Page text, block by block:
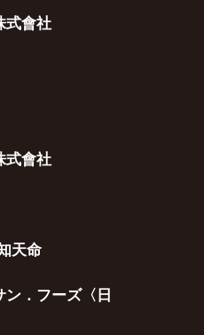
式會社
式會社
天命
ン．フーズ〈日